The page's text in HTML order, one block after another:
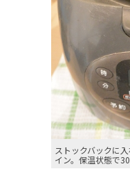
ストックバックに
イン。保温状態で